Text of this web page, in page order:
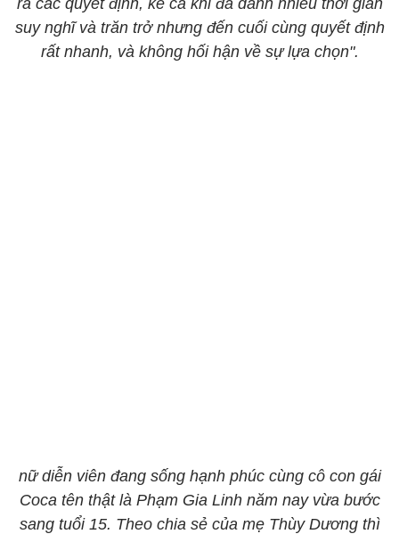
ra các quyết định, kể cả khi đã dành nhiều thời gian
suy nghĩ và trăn trở nhưng đến cuối cùng quyết định
rất nhanh, và không hối hận về sự lựa chọn".
nữ diễn viên đang sống hạnh phúc cùng cô con gái
Coca tên thật là Phạm Gia Linh năm nay vừa bước
sang tuổi 15. Theo chia sẻ của mẹ Thùy Dương thì